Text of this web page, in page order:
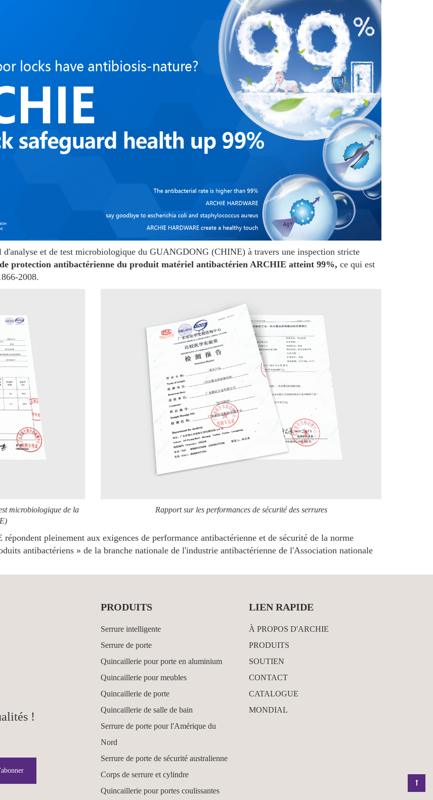
et de test microbiologique du GUANGDONG (CHINE) à travers une inspection stricte
protection antibactérienne du produit matériel antibactérien ARCHIE atteint 99%, ce qui est
2008.
microbiologique de la
Rapport sur les performances de sécurité des serrures
pleinement aux exigences de performance antibactérienne et de sécurité de la norme
antibactériens » de la branche nationale de l'industrie antibactérienne de l'Association nationale
!
PRODUITS
Serrure intelligente
Serrure de porte
Quincaillerie pour porte en aluminium
Quincaillerie pour meubles
Quincaillerie de porte
Quincaillerie de salle de bain
Serrure de porte pour l'Amérique du
Nord
Serrure de porte de sécurité australienne
Corps de serrure et cylindre
Quincaillerie pour portes coulissantes
LIEN RAPIDE
À PROPOS D'ARCHIE
PRODUITS
SOUTIEN
CONTACT
CATALOGUE
MONDIAL